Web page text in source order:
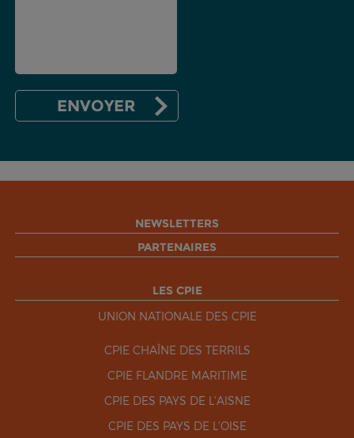
NEWSLETTERS
PARTENAIRES
LES CPIE
UNION NATIONALE DES CPIE
CPIE CHAÎNE DES TERRILS
CPIE FLANDRE MARITIME
CPIE DES PAYS DE L'AISNE
CPIE DES PAYS DE L'OISE